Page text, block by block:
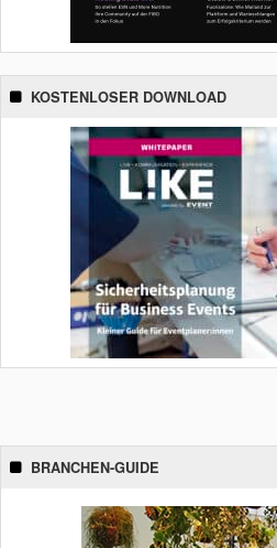
KOSTENLOSER DOWNLOAD
BRANCHEN-GUIDE